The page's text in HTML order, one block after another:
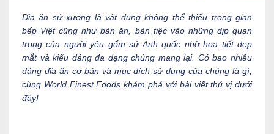
Đĩa ăn sứ xương là vật dụng không thể thiếu trong gian
bếp Việt cũng như bàn ăn, bàn tiệc vào những dịp quan
trọng của người yêu gốm sứ Anh quốc nhờ họa tiết đẹp
mắt và kiểu dáng đa dạng chúng mang lại. Có bao nhiêu
dáng đĩa ăn cơ bản và mục đích sử dụng của chúng là gì,
cùng World Finest Foods khám phá với bài viết thú vị dưới
đây!